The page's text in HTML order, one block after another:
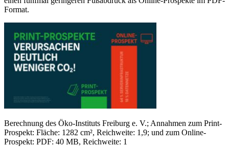
Format.
Berechnung des Öko-Instituts Freiburg e. V.; Annahmen zum Print-
Prospekt: Fläche: 1282 cm², Reichweite: 1,9; und zum Online-
Prospekt: PDF: 40 MB, Reichweite: 1